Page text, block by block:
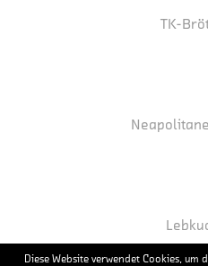
TK-
Diese Website verwendet Cookies,